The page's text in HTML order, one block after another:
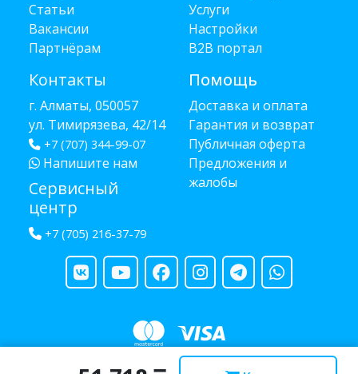
Статьи
Вакансии
Партнёрам
Контакты
г. Алматы, 050057
ул. Тимирязева, 42/14
+7 (707) 344-99-07
Напишите нам
Сервисный
центр
+7 (705) 216-37-79
Услуги
Настройки
B2B портал
Помощь
Доставка и оплата
Гарантия и возврат
Публичная оферта
Предложения и
жалобы